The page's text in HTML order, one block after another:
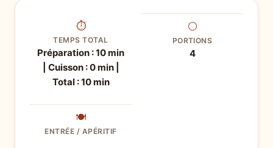
⏱
TEMPS TOTAL
Préparation : 10 min
| Cuisson : 0 min |
Total : 10 min
⚪
PORTIONS
4
🍽
ENTRÉE / APÉRITIF